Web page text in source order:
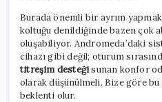
Burada önemli bir ayrım
koltuğu denildiğinde bazen çok
oluşabiliyor. Andromeda’daki
cihazı gibi değil; oturum
titreşim desteğisunan konfor
olarak düşünülmeli. Bize göre
beklenti olur.